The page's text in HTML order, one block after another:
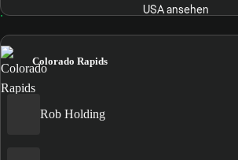
USA ansehen
Colorado Rapids
Rob Holding